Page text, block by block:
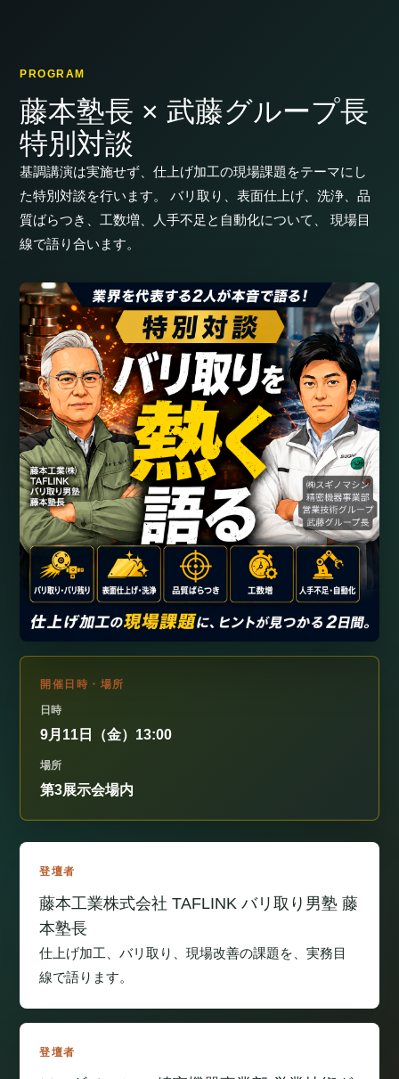
PROGRAM
藤本塾長 × 武藤グループ長
特別対談
基調講演は実施せず、仕上げ加工の現場課題をテーマにし
た特別対談を行います。 バリ取り、表面仕上げ、洗浄、品
質ばらつき、工数増、人手不足と自動化について、 現場目
線で語り合います。
開催日時・場所
日時
9月11日（金）13:00
場所
第3展示会場内
登壇者
藤本工業株式会社 TAFLINK バリ取り男塾 藤
本塾長
仕上げ加工、バリ取り、現場改善の課題を、実務目
線で語ります。
登壇者